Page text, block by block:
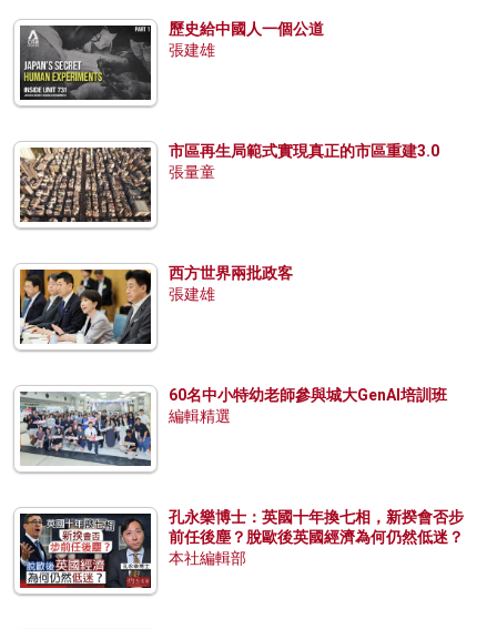
歷史給中國人一個公道
張建雄
市區再生局範式實現真正的市區重建3.0
張量童
西方世界兩批政客
張建雄
60名中小特幼老師參與城大GenAI培訓班
編輯精選
孔永樂博士：英國十年換七相，新揆會否步
前任後塵？脫歐後英國經濟為何仍然低迷？
本社編輯部